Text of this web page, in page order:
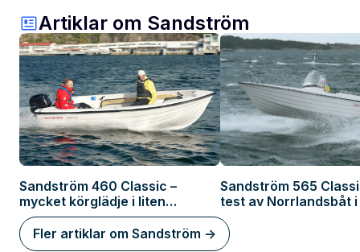
Artiklar om Sandström
Sandström 460 Classic –
mycket körglädje i liten
snurrebåt
Sandström 565
test av Norrlandsbåt
Fler artiklar om Sandström ->